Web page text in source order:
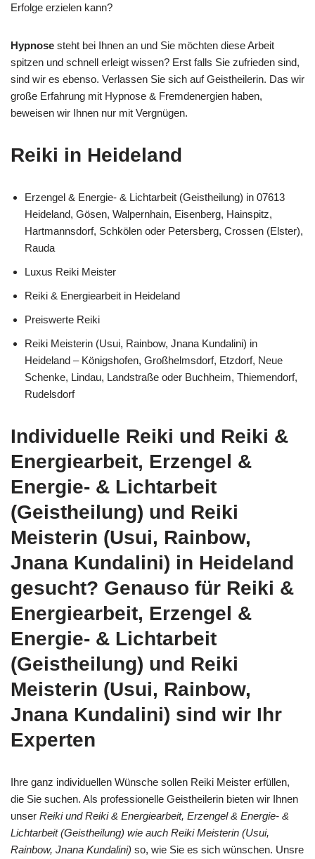
Erfolge erzielen kann?
Hypnose steht bei Ihnen an und Sie möchten diese Arbeit
spitzen und schnell erleigt wissen? Erst falls Sie zufrieden sind,
sind wir es ebenso. Verlassen Sie sich auf Geistheilerin. Das wir
große Erfahrung mit Hypnose & Fremdenergien haben,
beweisen wir Ihnen nur mit Vergnügen.
Reiki in Heideland
Erzengel & Energie- & Lichtarbeit (Geistheilung) in 07613
Heideland, Gösen, Walpernhain, Eisenberg, Hainspitz,
Hartmannsdorf, Schkölen oder Petersberg, Crossen (Elster),
Rauda
Luxus Reiki Meister
Reiki & Energiearbeit in Heideland
Preiswerte Reiki
Reiki Meisterin (Usui, Rainbow, Jnana Kundalini) in
Heideland – Königshofen, Großhelmsdorf, Etzdorf, Neue
Schenke, Lindau, Landstraße oder Buchheim, Thiemendorf,
Rudelsdorf
Individuelle Reiki und Reiki &
Energiearbeit, Erzengel &
Energie- & Lichtarbeit
(Geistheilung) und Reiki
Meisterin (Usui, Rainbow,
Jnana Kundalini) in Heideland
gesucht? Genauso für Reiki &
Energiearbeit, Erzengel &
Energie- & Lichtarbeit
(Geistheilung) und Reiki
Meisterin (Usui, Rainbow,
Jnana Kundalini) sind wir Ihr
Experten
Ihre ganz individuellen Wünsche sollen Reiki Meister erfüllen,
die Sie suchen. Als professionelle Geistheilerin bieten wir Ihnen
unser Reiki und Reiki & Energiearbeit, Erzengel & Energie- &
Lichtarbeit (Geistheilung) wie auch Reiki Meisterin (Usui,
Rainbow, Jnana Kundalini) so, wie Sie es sich wünschen. Unsre